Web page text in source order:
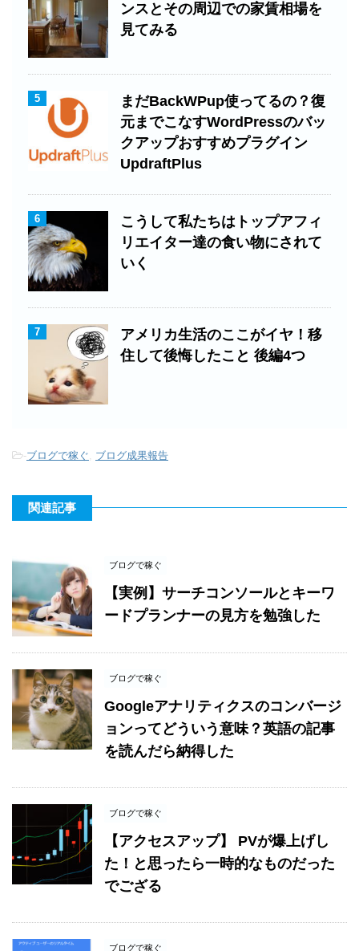
ンスとその周辺での家賃相場を
見てみる
5
まだBackWPup使ってるの？復
元までこなすWordPressのバッ
クアップおすすめプラグイン
UpdraftPlus
6
こうして私たちはトップアフィ
リエイター達の食い物にされて
いく
7
アメリカ生活のここがイヤ！移
住して後悔したこと 後編4つ
-ブログで稼ぐ, ブログ成果報告
関連記事
ブログで稼ぐ
【実例】サーチコンソールとキーワ
ードプランナーの見方を勉強した
ブログで稼ぐ
Googleアナリティクスのコンバージ
ョンってどういう意味？英語の記事
を読んだら納得した
ブログで稼ぐ
【アクセスアップ】 PVが爆上げし
た！と思ったら一時的なものだった
でござる
ブログで稼ぐ